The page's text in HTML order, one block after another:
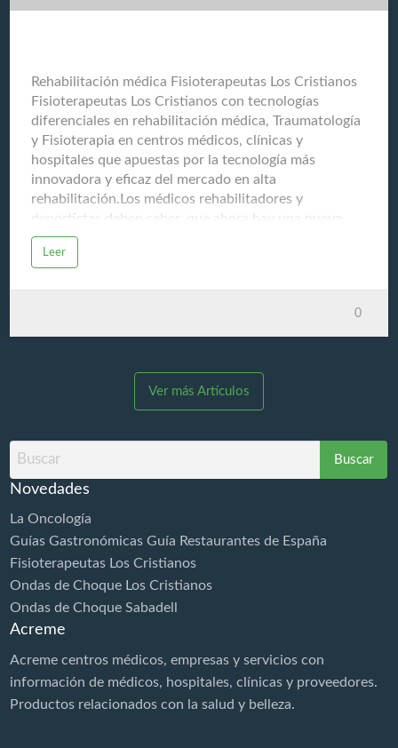
experiencia de chefs, restauradores (restaurantes
Rehabilitación médica Fisioterapeutas Los Cristianos
Fisioterapeutas Los Cristianos con tecnologías
diferenciales en rehabilitación médica, Traumatología
y Fisioterapia en centros médicos, clínicas y
hospitales que apuestas por la tecnología más
innovadora y eficaz del mercado en alta
rehabilitación.Los médicos rehabilitadores y
deportistas deben saber, que ahora hay una nueva
tecnología de última generación capaz de recuperar al
deportista en menor tiempo y sin dolor, esa
perder mucho tiempo en su recuperación y la es una
herramienta de gran Evolución Post Trauma. La
post trauma en fase aguda permitiendo la rápida
estabilización de los tejidos y la aceleración de los
procesos de reparación. MUCHO MÁS QUE UNA
20! Los especialistas rehabilitadores médicos y
Leer
0
Ver más Artículos
Buscar
Novedades
La Oncología
Guías Gastronómicas Guía Restaurantes de España
Fisioterapeutas Los Cristianos
Ondas de Choque Los Cristianos
Ondas de Choque Sabadell
Acreme
Acreme centros médicos, empresas y servicios con
información de médicos, hospitales, clínicas y proveedores.
Productos relacionados con la salud y belleza.